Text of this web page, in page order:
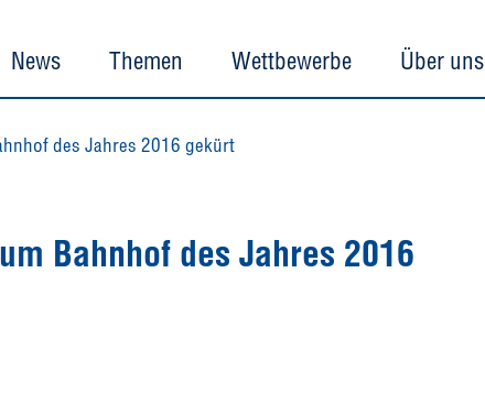
News Themen Wettbewerbe Über uns
des Jahres 2016 gekürt
Bahnhof des Jahres 2016